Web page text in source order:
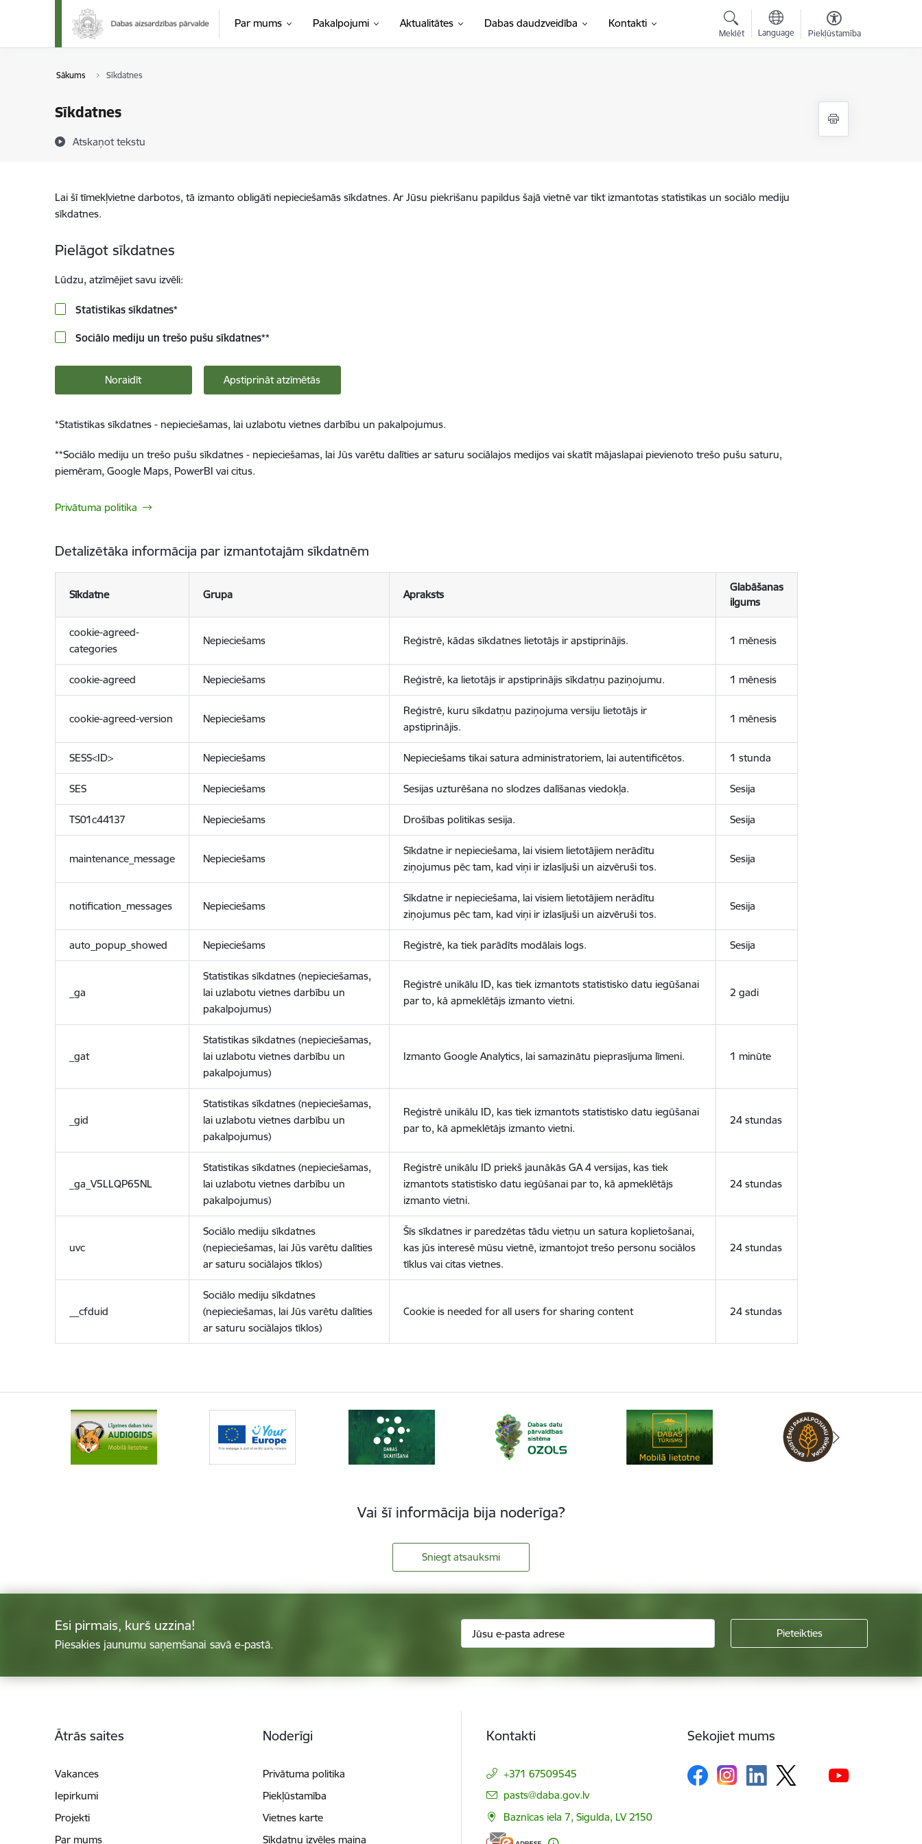
Pāriet uz lapas saturu
Par mums Pakalpojumi Aktualitātes Dabas daudzveidība Kontakti
Meklēt Language Piekļūstamība
Sākums Sīkdatnes
Sīkdatnes
Atskaņot tekstu
Lai šī tīmekļvietne darbotos, tā izmanto obligāti nepieciešamās sīkdatnes. Ar Jūsu piekrišanu papildus šajā vietnē var tikt izmantotas statistikas un sociālo mediju
sīkdatnes.
Pielāgot sīkdatnes
Lūdzu, atzīmējiet savu izvēli:
Statistikas sīkdatnes*
Sociālo mediju un trešo pušu sīkdatnes**
Noraidīt Apstiprināt atzīmētās
*Statistikas sīkdatnes - nepieciešamas, lai uzlabotu vietnes darbību un pakalpojumus.
**Sociālo mediju un trešo pušu sīkdatnes - nepieciešamas, lai Jūs varētu dalīties ar saturu sociālajos medijos vai skatīt mājaslapai pievienoto trešo pušu saturu,
piemēram, Google Maps, PowerBI vai citus.
Privātuma politika
Detalizētāka informācija par izmantotajām sīkdatnēm
Sīkdatne Grupa Apraksts
Glabāšanas
ilgums
cookie-agreed-
categories
Nepieciešams Reģistrē, kādas sīkdatnes lietotājs ir apstiprinājis. 1 mēnesis
cookie-agreed Nepieciešams Reģistrē, ka lietotājs ir apstiprinājis sīkdatņu paziņojumu. 1 mēnesis
cookie-agreed-version Nepieciešams
Reģistrē, kuru sīkdatņu paziņojuma versiju lietotājs ir
apstiprinājis.
1 mēnesis
SESS<ID> Nepieciešams Nepieciešams tikai satura administratoriem, lai autentificētos. 1 stunda
SES Nepieciešams Sesijas uzturēšana no slodzes dalīšanas viedokļa. Sesija
TS01c44137 Nepieciešams Drošības politikas sesija. Sesija
maintenance_message Nepieciešams
Sīkdatne ir nepieciešama, lai visiem lietotājiem nerādītu
ziņojumus pēc tam, kad viņi ir izlasījuši un aizvēruši tos.
Sesija
notification_messages Nepieciešams
Sīkdatne ir nepieciešama, lai visiem lietotājiem nerādītu
ziņojumus pēc tam, kad viņi ir izlasījuši un aizvēruši tos.
Sesija
auto_popup_showed Nepieciešams Reģistrē, ka tiek parādīts modālais logs. Sesija
_ga
Statistikas sīkdatnes (nepieciešamas,
lai uzlabotu vietnes darbību un
pakalpojumus)
Reģistrē unikālu ID, kas tiek izmantots statistisko datu iegūšanai
par to, kā apmeklētājs izmanto vietni.
2 gadi
_gat
Statistikas sīkdatnes (nepieciešamas,
lai uzlabotu vietnes darbību un
pakalpojumus)
Izmanto Google Analytics, lai samazinātu pieprasījuma līmeni. 1 minūte
_gid
Statistikas sīkdatnes (nepieciešamas,
lai uzlabotu vietnes darbību un
pakalpojumus)
Reģistrē unikālu ID, kas tiek izmantots statistisko datu iegūšanai
par to, kā apmeklētājs izmanto vietni.
24 stundas
_ga_V5LLQP65NL
Statistikas sīkdatnes (nepieciešamas,
lai uzlabotu vietnes darbību un
pakalpojumus)
Reģistrē unikālu ID priekš jaunākās GA 4 versijas, kas tiek
izmantots statistisko datu iegūšanai par to, kā apmeklētājs
izmanto vietni.
24 stundas
uvc
Sociālo mediju sīkdatnes
(nepieciešamas, lai Jūs varētu dalīties
ar saturu sociālajos tīklos)
Šīs sīkdatnes ir paredzētas tādu vietņu un satura koplietošanai,
kas jūs interesē mūsu vietnē, izmantojot trešo personu sociālos
tīklus vai citas vietnes.
24 stundas
__cfduid
Sociālo mediju sīkdatnes
(nepieciešamas, lai Jūs varētu dalīties
ar saturu sociālajos tīklos)
Cookie is needed for all users for sharing content 24 stundas
Vai šī informācija bija noderīga?
Sniegt atsauksmi
Esi pirmais, kurš uzzina!
Piesakies jaunumu saņemšanai savā e-pastā.
Ātrās saites
Vakances
Iepirkumi
Projekti
Par mums
Noderīgi
Privātuma politika
Piekļūstamība
Vietnes karte
Sīkdatņu izvēles maiņa
Kontakti
+371 67509545
E-pasts:
pasts@daba.gov.lv
Baznīcas iela 7, Sigulda, LV 2150
Sekojiet mums